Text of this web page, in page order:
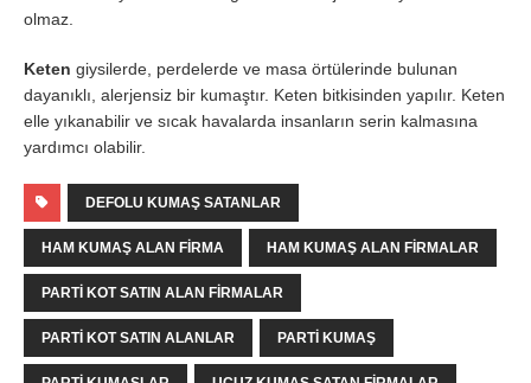
olmaz.
Keten giysilerde, perdelerde ve masa örtülerinde bulunan
dayanıklı, alerjensiz bir kumaştır. Keten bitkisinden yapılır. Keten
elle yıkanabilir ve sıcak havalarda insanların serin kalmasına
yardımcı olabilir.
DEFOLU KUMAŞ SATANLAR
HAM KUMAŞ ALAN FIRMA HAM KUMAŞ ALAN FIRMALAR
PARTI KOT SATIN ALAN FIRMALAR
PARTI KOT SATIN ALANLAR PARTI KUMAŞ